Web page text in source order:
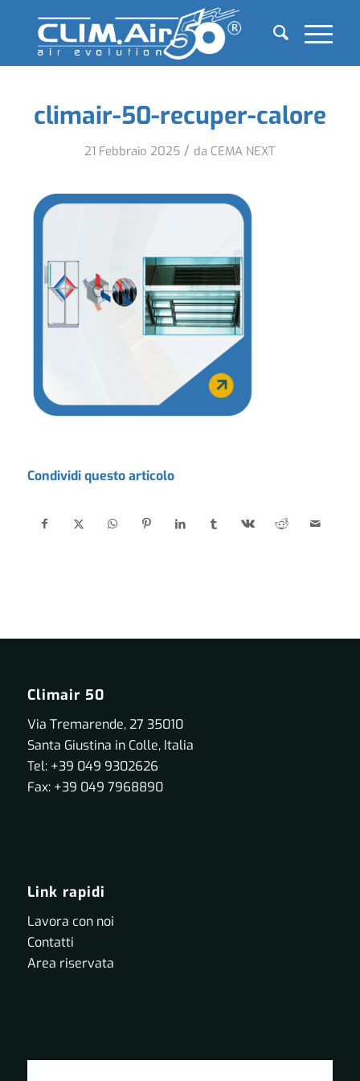
climair-50-recuper-calore
21 Febbraio 2025 / da CEMA NEXT
Condividi questo articolo
Climair 50
Via Tremarende, 27 35010
Santa Giustina in Colle, Italia
Tel: +39 049 9302626
Fax: +39 049 7968890
Link rapidi
Lavora con noi
Contatti
Area riservata